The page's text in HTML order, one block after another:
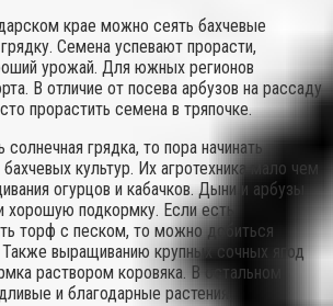
крае можно сеять бахчевые
Семена успевают прорасти,
урожай. Для южных регионов
В отличие от посева арбузов на рассаду
прорастить семена в тряпочке.
солнечная грядка, то пора начинать
культур. Их агротехника мало чем
огурцов и кабачков. Дыни и арбузы
хорошую подкормку. Если есть
торф с песком, то можно добиться
Также выращиванию крупных сочных ягод
раствором коровяка. В остальном
и благодарные растения.